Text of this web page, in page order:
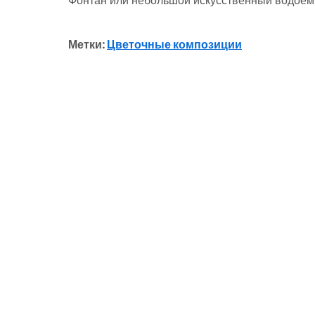
Метки:Цветочные композиции